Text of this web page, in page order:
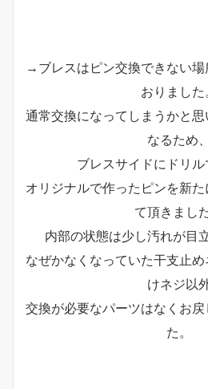
→ブレスはピン交換できない場
おりました
通常交換になってしまうかと
なるため、
ブレスサイドにドリル
オリジナルで作ったピンを新
て頂きました
内部の状態は少し汚れが目
なぜかなくなっていた干支止
けネジ以
交換が必要なパーツはなくお
た。